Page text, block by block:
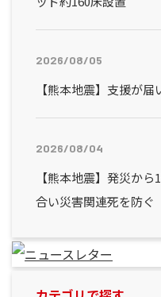
2026/08/05
【熊本地震】支援が
2026/08/04
【熊本地震】発災か
合い災害関連死を防ぐ